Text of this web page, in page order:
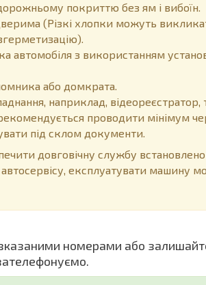
покриттю без ям і вибоїн.
(Різкі хлопки можуть
автомобіля з використанням
або домкрата.
наприклад, відеореєстратор,
рекомендується проводити мінімум
під склом документи.
довговічну службу
експлуатувати машину
номерами або